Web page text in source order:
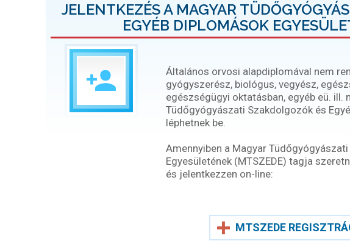
JELENTKEZÉS A MAGYAR
EGYÉB DIPLOMÁSOK
Általános orvosi alapdiplomával nem
gyógyszerész, biológus, vegyész,
egészségügyi oktatásban, egyéb eü.
Tüdőgyógyászati Szakdolgozók és
léphetnek be.
Amennyiben a Magyar
Egyesületének (MTSZEDE) tagja
és jelentkezzen on-line:
MTSZEDE